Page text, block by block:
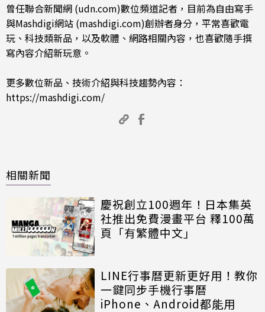
曾任聯合新聞網 (udn.com)數位頻道記者，目前為自由寫手
與Mashdigi網站 (mashdigi.com)創辦者身分，平常喜歡電
玩、科技類新品，以及軟體、網路相關內容，也喜歡隨手撰
寫內容介紹新玩意。
更多數位新品、技術介紹與科技趨勢內容：
https://mashdigi.com/
相關新聞
慶祝創立100週年！日本集英
社推出免費漫畫平台 釋100萬
頁「有繁體中文」
LINE行事曆更新更好用！教你
一鍵同步手機行事曆
iPhone、Android都能用